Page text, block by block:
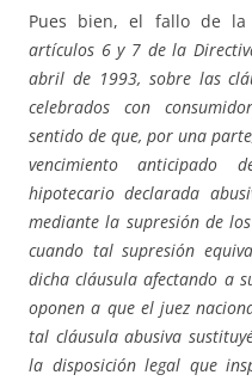
Pues bien, el fallo de la
artículos 6 y 7 de la
abril de 1993, sobre las
celebrados con
sentido de que, por una
vencimiento anticipado
hipotecario declarada
mediante la supresión de
cuando tal supresión
dicha cláusula afectando a
oponen a que el juez
tal cláusula abusiva
la disposición legal que